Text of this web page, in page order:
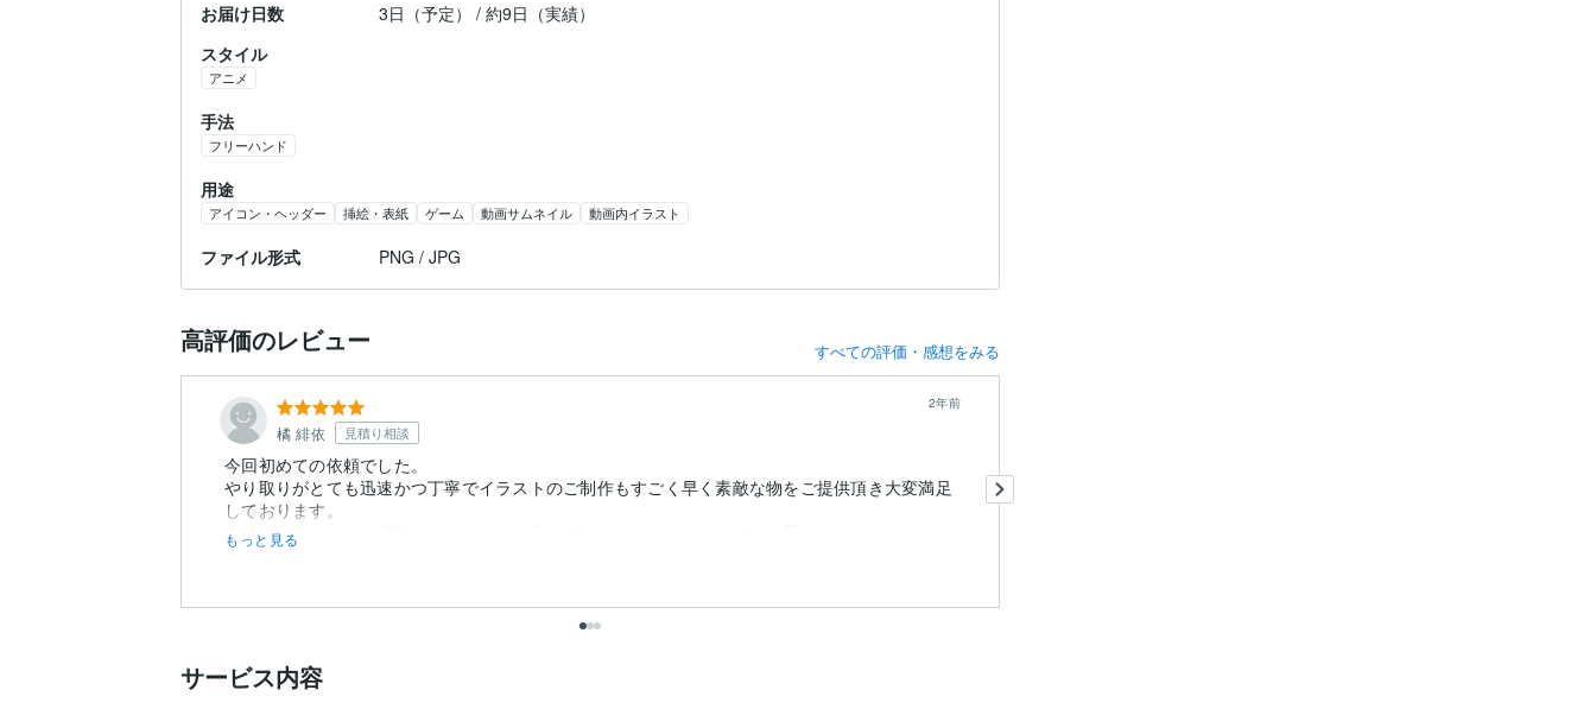
お届け日数
3日（予定） / 約9日（実績）
スタイル
アニメ
手法
フリーハンド
用途
アイコン・ヘッダー 挿絵・表紙 ゲーム 動画サムネイル 動画内イラスト
ファイル形式 PNG / JPG
高評価のレビュー すべての評価・感想をみる
橘 緋依 見積り相談
2年前
今回初めての依頼でした。
やり取りがとても迅速かつ丁寧でイラストのご制作もすごく早く素敵な物をご提供頂き大変満足
しております。
食満ミツ様のような素敵なクリエイター様に出会えたことをすごく嬉しく思います。
もっと見る
サービス内容